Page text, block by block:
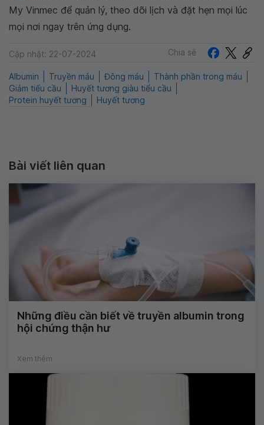
My Vinmec để quản lý, theo dõi lịch và đặt hẹn mọi lúc
mọi nơi ngay trên ứng dụng.
Cập nhật: 22-07-2024 Chia sẻ
Albumin Truyền máu Đông máu
Thành phần trong máu
Giảm tiểu cầu
Huyết tương giàu tiểu cầu
Protein huyết tương
Huyết tương
Bài viết liên quan
Những điều cần biết về truyền albumin trong
hội chứng thận hư
Xem thêm